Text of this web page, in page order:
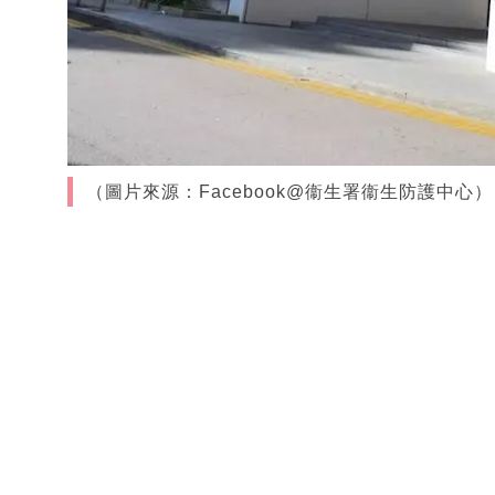
（圖片來源：Facebook@衞生署衞生防護中心）